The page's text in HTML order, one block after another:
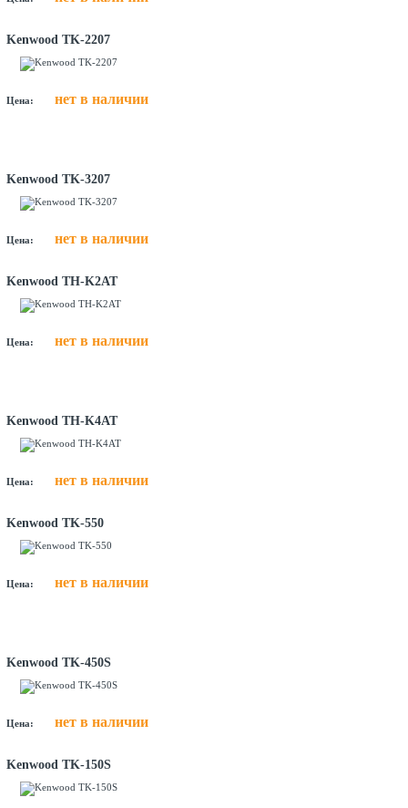
Kenwood TK-2207
Цена: нет в наличии
Kenwood TK-3207
Цена: нет в наличии
Kenwood TH-K2AT
Цена: нет в наличии
Kenwood TH-K4AT
Цена: нет в наличии
Kenwood TK-550
Цена: нет в наличии
Kenwood TK-450S
Цена: нет в наличии
Kenwood TK-150S